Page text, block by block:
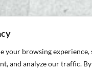
your browsing experience,
and analyze our traffic. By